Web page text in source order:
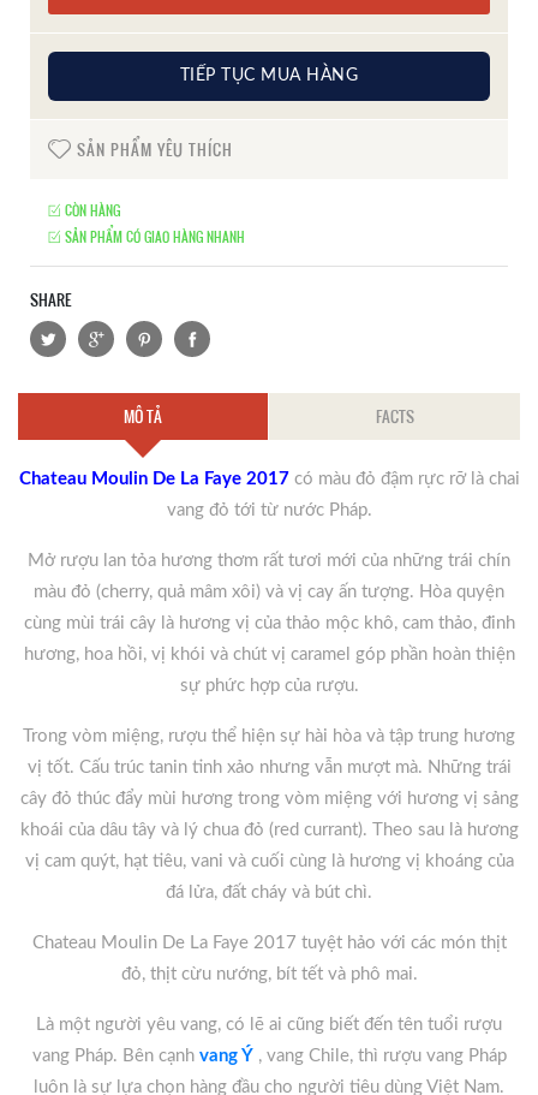
TIẾP TỤC MUA HÀNG
SẢN PHẨM YÊU THÍCH
CÒN HÀNG
SẢN PHẨM CÓ GIAO HÀNG NHANH
SHARE
MÔ TẢ FACTS
Chateau Moulin De La Faye 2017 có màu đỏ đậm rực rỡ là chai
vang đỏ tới từ nước Pháp.
Mở rượu lan tỏa hương thơm rất tươi mới của những trái chín
màu đỏ (cherry, quả mâm xôi) và vị cay ấn tượng. Hòa quyện
cùng mùi trái cây là hương vị của thảo mộc khô, cam thảo, đinh
hương, hoa hồi, vị khói và chút vị caramel góp phần hoàn thiện
sự phức hợp của rượu.
Trong vòm miệng, rượu thể hiện sự hài hòa và tập trung hương
vị tốt. Cấu trúc tanin tinh xảo nhưng vẫn mượt mà. Những trái
cây đỏ thúc đẩy mùi hương trong vòm miệng với hương vị sảng
khoái của dâu tây và lý chua đỏ (red currant). Theo sau là hương
vị cam quýt, hạt tiêu, vani và cuối cùng là hương vị khoáng của
đá lửa, đất cháy và bút chì.
Chateau Moulin De La Faye 2017 tuyệt hảo với các món thịt
đỏ, thịt cừu nướng, bít tết và phô mai.
Là một người yêu vang, có lẽ ai cũng biết đến tên tuổi rượu
vang Pháp. Bên cạnh vang Ý , vang Chile, thì rượu vang Pháp
luôn là sự lựa chọn hàng đầu cho người tiêu dùng Việt Nam.